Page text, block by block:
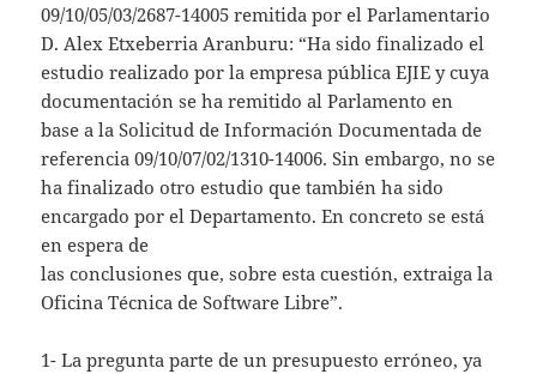
09/10/05/03/2687-14005 remitida por el Parlamentario
D. Alex Etxeberria Aranburu: “Ha sido finalizado el
estudio realizado por la empresa pública EJIE y cuya
documentación se ha remitido al Parlamento en
base a la Solicitud de Información Documentada de
referencia 09/10/07/02/1310-14006. Sin embargo, no se
ha finalizado otro estudio que también ha sido
encargado por el Departamento. En concreto se está
en espera de
las conclusiones que, sobre esta cuestión, extraiga la
Oficina Técnica de Software Libre”.
1- La pregunta parte de un presupuesto erróneo, ya